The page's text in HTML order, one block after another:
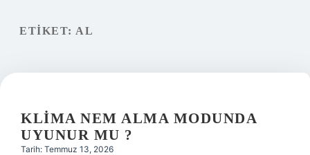
ETIKET: AL
KLIMA NEM ALMA MODUNDA
UYUNUR MU ?
Tarih: Temmuz 13, 2026